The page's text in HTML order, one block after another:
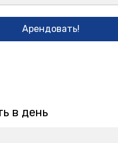
Арендовать!
в день